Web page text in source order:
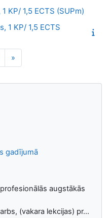
KP/ 1,5 ECTS (SUPm)
1 KP/ 1,5 ECTS
Lapa 2
»
gadījumā
augstākās
(vakara lekcijas) pr...